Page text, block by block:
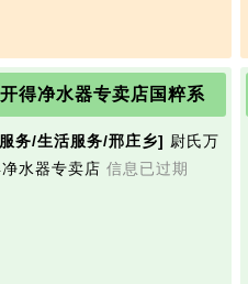
得净水器专卖店国粹系
务/生活服务/邢庄乡] 尉氏万
水器专卖店 信息已过期